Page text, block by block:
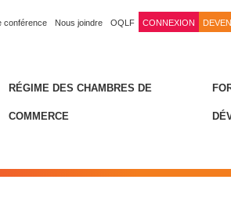
conférence Nous joindre OQLF CONNEXION
RÉGIME DES CHAMBRES DE
COMMERCE